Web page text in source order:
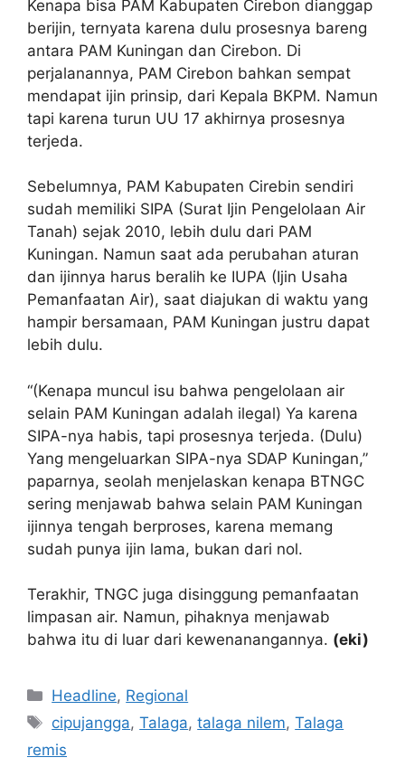
Kenapa bisa PAM Kabupaten Cirebon dianggap
berijin, ternyata karena dulu prosesnya bareng
antara PAM Kuningan dan Cirebon. Di
perjalanannya, PAM Cirebon bahkan sempat
mendapat ijin prinsip, dari Kepala BKPM. Namun
tapi karena turun UU 17 akhirnya prosesnya
terjeda.
Sebelumnya, PAM Kabupaten Cirebin sendiri
sudah memiliki SIPA (Surat Ijin Pengelolaan Air
Tanah) sejak 2010, lebih dulu dari PAM
Kuningan. Namun saat ada perubahan aturan
dan ijinnya harus beralih ke IUPA (Ijin Usaha
Pemanfaatan Air), saat diajukan di waktu yang
hampir bersamaan, PAM Kuningan justru dapat
lebih dulu.
“(Kenapa muncul isu bahwa pengelolaan air
selain PAM Kuningan adalah ilegal) Ya karena
SIPA-nya habis, tapi prosesnya terjeda. (Dulu)
Yang mengeluarkan SIPA-nya SDAP Kuningan,”
paparnya, seolah menjelaskan kenapa BTNGC
sering menjawab bahwa selain PAM Kuningan
ijinnya tengah berproses, karena memang
sudah punya ijin lama, bukan dari nol.
Terakhir, TNGC juga disinggung pemanfaatan
limpasan air. Namun, pihaknya menjawab
bahwa itu di luar dari kewenanangannya. (eki)
Kategori
Headline, Regional
Tag
cipujangga,Talaga,talaga nilem,Talaga
remis